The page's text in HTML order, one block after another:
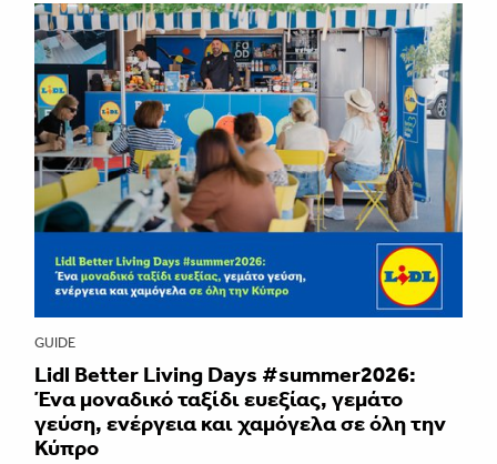
GUIDE
Lidl Better Living Days #summer2026:
Ένα μοναδικό ταξίδι ευεξίας, γεμάτο
γεύση, ενέργεια και χαμόγελα σε όλη την
Κύπρο